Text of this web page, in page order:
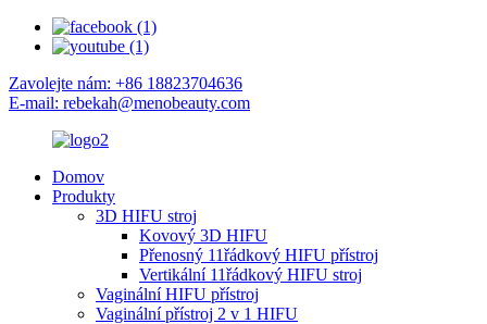
Zavolejte nám: +86 18823704636
E-mail: rebekah@menobeauty.com
Domov
Produkty
3D HIFU stroj
Kovový 3D HIFU
Přenosný 11řádkový HIFU přístroj
Vertikální 11řádkový HIFU stroj
Vaginální HIFU přístroj
Vaginální přístroj 2 v 1 HIFU